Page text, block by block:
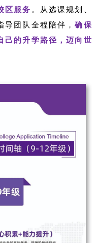
区服务 。从选课规划、
导团队全程陪伴，确保
己的升学路径，迈向世